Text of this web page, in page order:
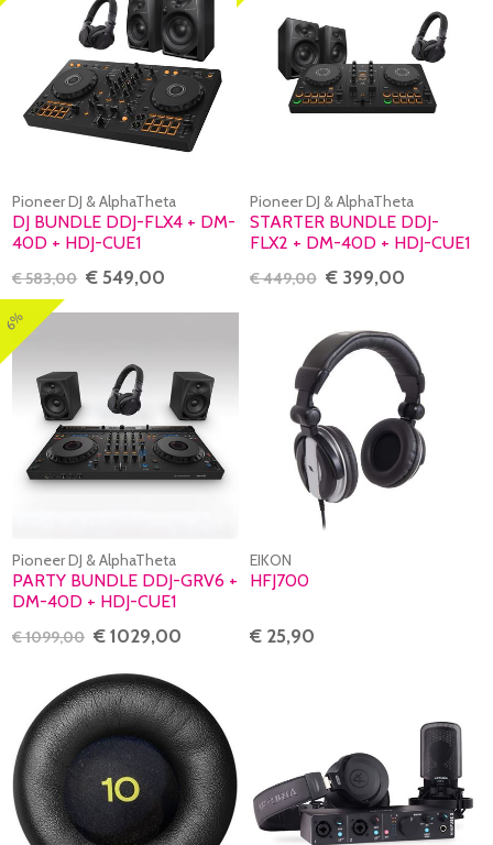
Pioneer DJ & AlphaTheta
DJ BUNDLE DDJ-FLX4 + DM-
40D + HDJ-CUE1
€ 583,00 € 549,00
Pioneer DJ & AlphaTheta
STARTER BUNDLE DDJ-
FLX2 + DM-40D + HDJ-CUE1
€ 449,00 € 399,00
6%
Pioneer DJ & AlphaTheta
PARTY BUNDLE DDJ-GRV6 +
DM-40D + HDJ-CUE1
€ 1099,00 € 1029,00
EIKON
HFJ700
€ 25,90